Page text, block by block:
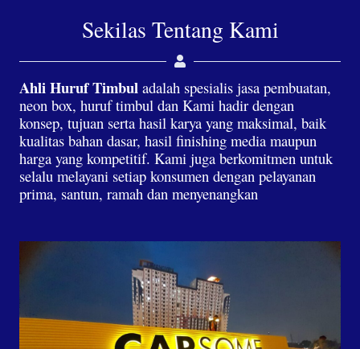
Sekilas Tentang Kami
Ahli Huruf Timbul adalah spesialis jasa pembuatan,
neon box, huruf timbul dan Kami hadir dengan
konsep, tujuan serta hasil karya yang maksimal, baik
kualitas bahan dasar, hasil finishing media maupun
harga yang kompetitif. Kami juga berkomitmen untuk
selalu melayani setiap konsumen dengan pelayanan
prima, santun, ramah dan menyenangkan